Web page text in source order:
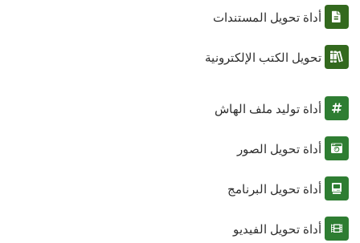
أداة تحويل المستندات
تحويل الكتب الإلكترونية
أداة توليد ملف الهاش
أداة تحويل الصور
أداة تحويل البرنامج
أداة تحويل الفيديو